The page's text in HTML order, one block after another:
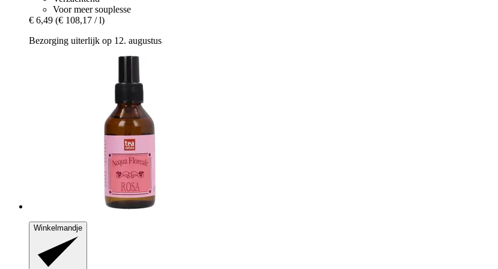
Voor meer souplesse
€ 6,49 (€ 108,17 / l)
Bezorging uiterlijk op 12. augustus
Winkelmandje